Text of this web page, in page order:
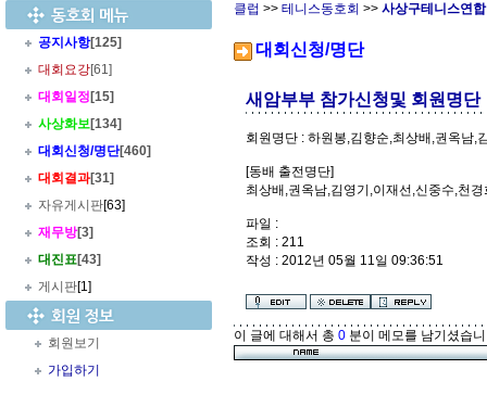
공지사항[125]
대회요강[61]
대회일정 [15]
사상화보[134]
대회신청/명단[460]
대회결과[31]
자유게시판[63]
재무방[3]
대진표[43]
게시판[1]
회원보기
가입하기
클럽 >> 테니스동호회 >> 사상구테니스연
대회신청/명단
새암부부 참가신청및 회원명단
회원명단 : 하원봉,김향순,최상배,권옥남,
[동배 출전명단]
최상배,권옥남,김영기,이재선,신중수,천
파일 :
조회 : 211
작성 : 2012년 05월 11일 09:36:51
이 글에 대해서 총 0 분이 메모를 남기셨습